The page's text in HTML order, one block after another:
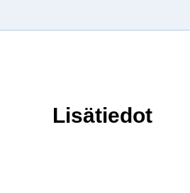
Lisätiedot